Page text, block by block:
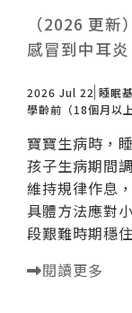
（2026 更
感冒到中耳
2026 Jul 22 睡眠
學齡前（18個月以上
寶寶生病時，
孩子生病期間
維持規律作息
具體方法應對
段艱難時期穩
閱讀更多